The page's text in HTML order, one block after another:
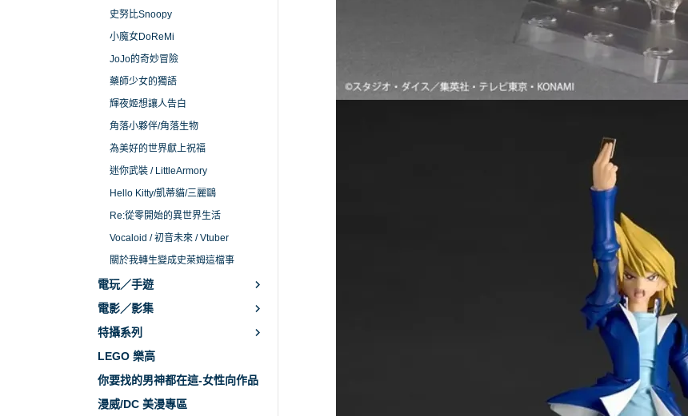
史努比Snoopy
小魔女DoReMi
JoJo的奇妙冒險
藥師少女的獨語
輝夜姬想讓人告白
角落小夥伴/角落生物
為美好的世界獻上祝福
迷你武裝 / LittleArmory
Hello Kitty/凱蒂貓/三麗鷗
Re:從零開始的異世界生活
Vocaloid / 初音未來 / Vtuber
關於我轉生變成史萊姆這檔事
電玩／手遊
電影／影集
特攝系列
LEGO 樂高
你要找的男神都在這-女性向作品
漫威/DC 美漫專區